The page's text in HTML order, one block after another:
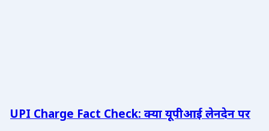
UPI Charge Fact Check: क्या यूपीआई लेनदेन पर